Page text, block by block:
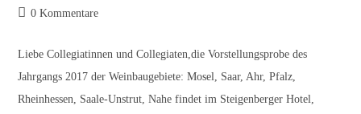
Beitrags-
0 Kommentare
Liebe Collegiatinnen und Collegiaten,die Vorstellungsprobe des
Jahrgangs 2017 der Weinbaugebiete: Mosel, Saar, Ahr, Pfalz,
Rheinhessen, Saale-Unstrut, Nahe findet im Steigenberger Hotel,